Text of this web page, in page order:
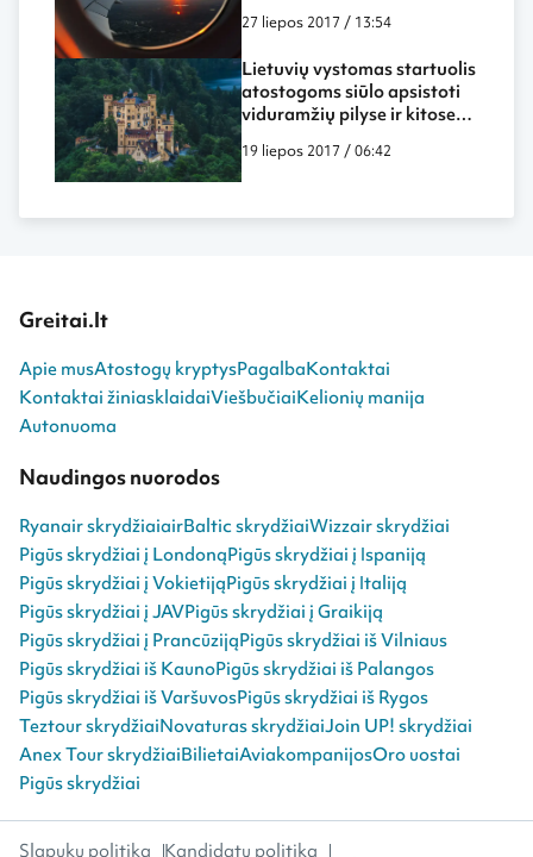
27 liepos 2017 / 13:54
Lietuvių vystomas startuolis
atostogoms siūlo apsistoti
viduramžių pilyse ir kitose
nemažiau įspūdingose
vietose
19 liepos 2017 / 06:42
Greitai.lt
Apie musAtostogų kryptysPagalbaKontaktai
Kontaktai žiniasklaidaiViešbučiaiKelionių manija
Autonuoma
Naudingos nuorodos
Ryanair skrydžiaiairBaltic skrydžiaiWizzair skrydžiai
Pigūs skrydžiai į LondonąPigūs skrydžiai į Ispaniją
Pigūs skrydžiai į VokietijąPigūs skrydžiai į Italiją
Pigūs skrydžiai į JAVPigūs skrydžiai į Graikiją
Pigūs skrydžiai į PrancūzijąPigūs skrydžiai iš Vilniaus
Pigūs skrydžiai iš KaunoPigūs skrydžiai iš Palangos
Pigūs skrydžiai iš VaršuvosPigūs skrydžiai iš Rygos
Teztour skrydžiaiNovaturas skrydžiaiJoin UP! skrydžiai
Anex Tour skrydžiaiBilietaiAviakompanijosOro uostai
Pigūs skrydžiai
Slapukų politika Kandidatų politika